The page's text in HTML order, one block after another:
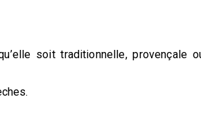
soit traditionnelle, provençale